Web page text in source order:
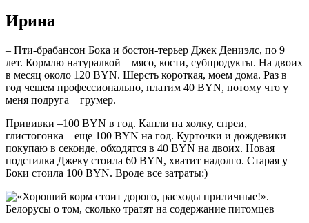
Ирина
– Пти-брабансон Бока и бостон-терьер Джек Дениэлс, по 9
лет. Кормлю натуралкой – мясо, кости, субпродукты. На двоих
в месяц около 120 BYN. Шерсть короткая, моем дома. Раз в
год чешем профессионально, платим 40 BYN, потому что у
меня подруга – грумер.
Прививки –100 BYN в год. Капли на холку, спреи,
глистогонка – еще 100 BYN на год. Курточки и дождевики
покупаю в секонде, обходятся в 40 BYN на двоих. Новая
подстилка Джеку стоила 60 BYN, хватит надолго. Старая у
Боки стоила 100 BYN. Вроде все затраты:)